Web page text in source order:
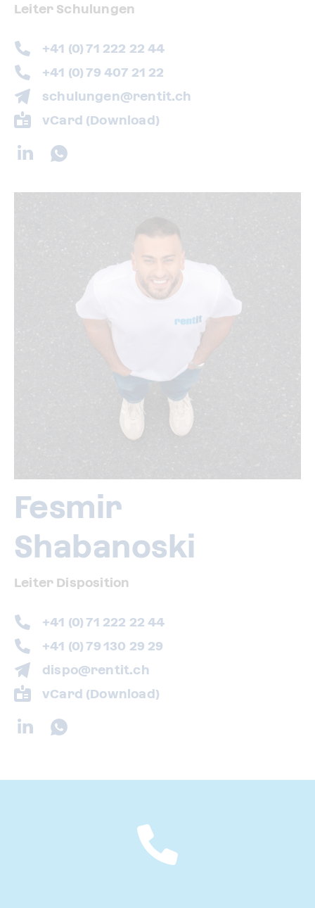
Leiter Schulungen
+41 (0) 71 222 22 44
+41 (0) 79 407 21 22
schulungen@rentit.ch
vCard (Download)
Fesmir
Shabanoski
Leiter Disposition
+41 (0) 71 222 22 44
+41 (0) 79 130 29 29
dispo@rentit.ch
vCard (Download)